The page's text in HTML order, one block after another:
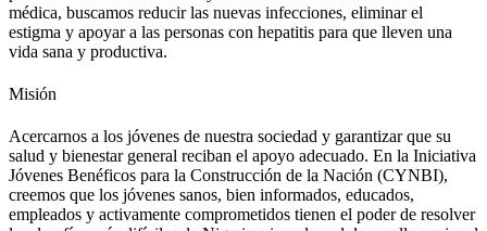
médica, buscamos reducir las nuevas infecciones, eliminar el
estigma y apoyar a las personas con hepatitis para que lleven una
vida sana y productiva.
Misión
Acercarnos a los jóvenes de nuestra sociedad y garantizar que su
salud y bienestar general reciban el apoyo adecuado. En la Iniciativa
Jóvenes Benéficos para la Construcción de la Nación (CYNBI),
creemos que los jóvenes sanos, bien informados, educados,
empleados y activamente comprometidos tienen el poder de resolver